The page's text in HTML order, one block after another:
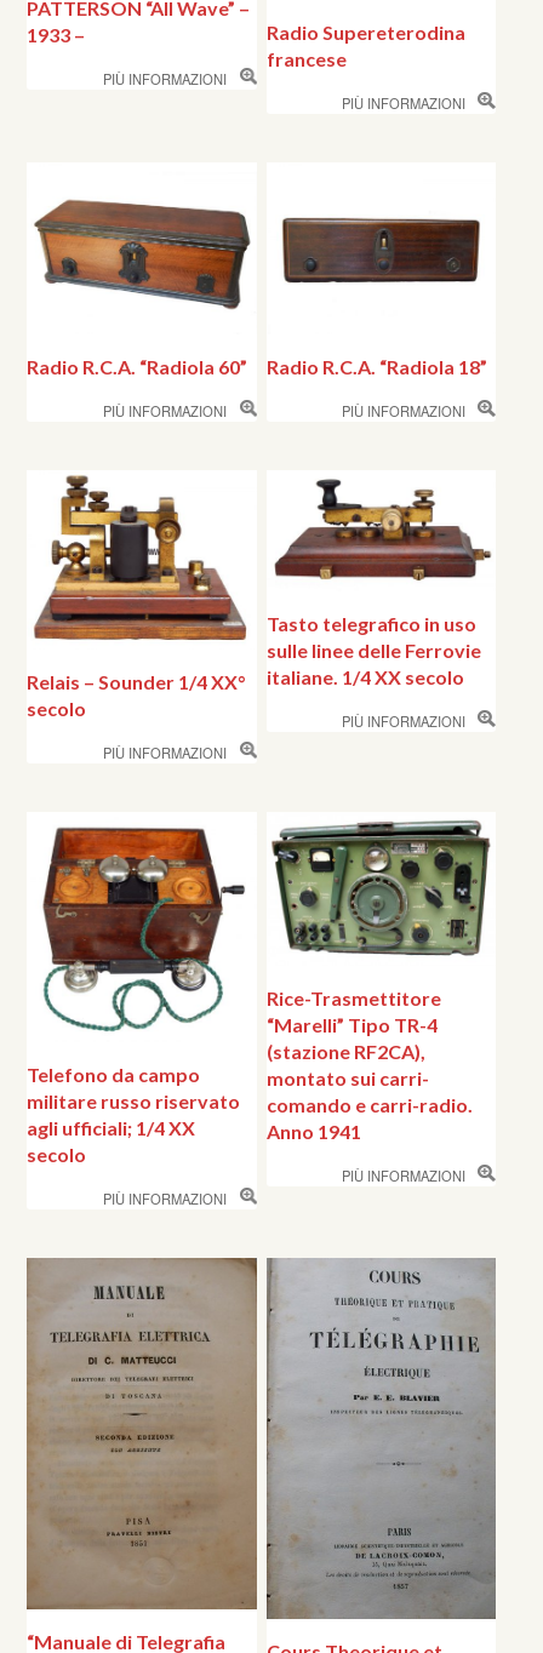
PATTERSON “All Wave” –
1933 –
PIÙ INFORMAZIONI
Radio Supereterodina
francese
PIÙ INFORMAZIONI
Radio R.C.A. “Radiola 60”
PIÙ INFORMAZIONI
Radio R.C.A. “Radiola 18”
PIÙ INFORMAZIONI
Relais – Sounder 1/4 XX°
secolo
PIÙ INFORMAZIONI
Tasto telegrafico in uso
sulle linee delle Ferrovie
italiane. 1/4 XX secolo
PIÙ INFORMAZIONI
Telefono da campo
militare russo riservato
agli ufficiali; 1/4 XX
secolo
PIÙ INFORMAZIONI
Rice-Trasmettitore
“Marelli” Tipo TR-4
(stazione RF2CA),
montato sui carri-
comando e carri-radio.
Anno 1941
PIÙ INFORMAZIONI
“Manuale di Telegrafia